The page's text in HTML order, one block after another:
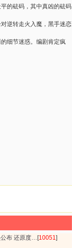
的砝码，其中真凶的砝码
逆转走火入魔，黑手迷恋
细节迷惑。编剧肯定疯
公布 还原度… [10051]